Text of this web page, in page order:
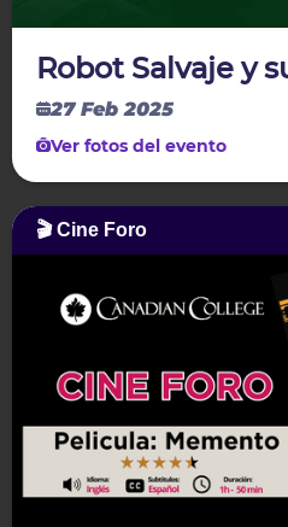
Robot Salvaje y
27 Feb 2025
Ver fotos del evento
🎬 Cine Foro